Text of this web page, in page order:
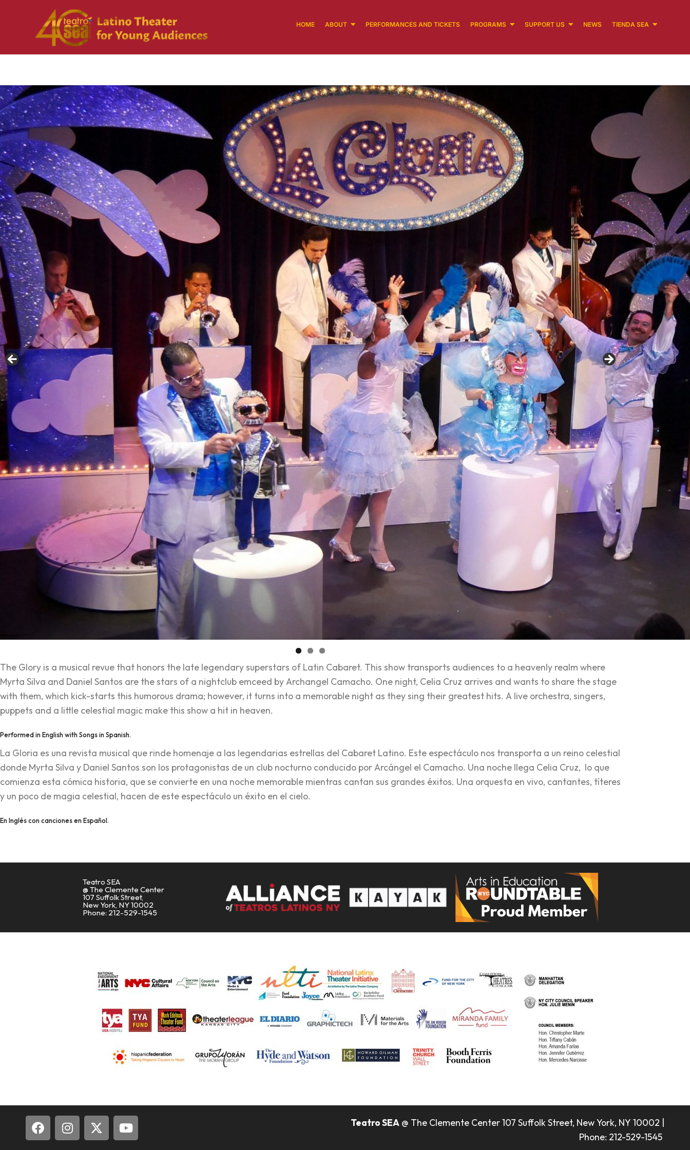
HOME ABOUT PERFORMANCES AND TICKETS PROGRAMS SUPPORT US NEWS TIENDA SEA
The Glory is a musical revue that honors the late legendary superstars of Latin Cabaret. This show transports audiences to a heavenly realm where
Myrta Silva and Daniel Santos are the stars of a nightclub emceed by Archangel Camacho. One night, Celia Cruz arrives and wants to share the stage
with them, which kick-starts this humorous drama; however, it turns into a memorable night as they sing their greatest hits. A live orchestra, singers,
puppets and a little celestial magic make this show a hit in heaven.
Performed in English with Songs in Spanish.
La Gloria es una revista musical que rinde homenaje a las legendarias estrellas del Cabaret Latino. Este espectáculo nos transporta a un reino celestial
donde Myrta Silva y Daniel Santos son los protagonistas de un club nocturno conducido por Arcángel el Camacho. Una noche llega Celia Cruz, lo que
comienza esta cómica historia, que se convierte en una noche memorable mientras cantan sus grandes éxitos. Una orquesta en vivo, cantantes, títeres
y un poco de magia celestial, hacen de este espectáculo un éxito en el cielo.
En Inglés con canciones en Español.
Teatro SEA
@ The Clemente Center
107 Suffolk Street,
New York, NY 10002
Phone: 212-529-1545
Teatro SEA @ The Clemente Center 107 Suffolk Street, New York, NY 10002 |
Phone: 212-529-1545